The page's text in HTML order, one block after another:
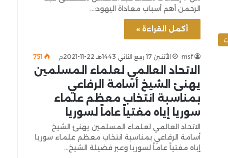
الرحمن أهم أسباب معاداة اليهود:…
أكمل القراءة »
msf الأثنين 17 ربيع الثاني 1443هـ 22-11-2021م 751
الاتحاد العالمي لعلماء المسلمين
يهنئ الشيخ أسامة الرفاعي
بمناسبة انتخاب معظم علماء
سوريا إياه مفتياً عاماً لسوريا
الاتحاد العالمي لعلماء المسلمين يهنئ الشيخ
أسامة الرفاعي بمناسبة انتخاب معظم علماء سوريا
إياه مفتياً عاماً لسوريا وعبر فضيلة الشيخ…